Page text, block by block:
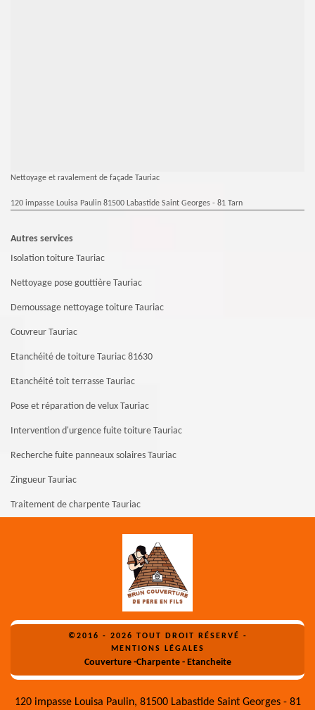
Nettoyage et ravalement de façade Tauriac
120 impasse Louisa Paulin 81500 Labastide Saint Georges - 81 Tarn
Autres services
Isolation toiture Tauriac
Nettoyage pose gouttière Tauriac
Demoussage nettoyage toiture Tauriac
Couvreur Tauriac
Etanchéité de toiture Tauriac 81630
Etanchéité toit terrasse Tauriac
Pose et réparation de velux Tauriac
Intervention d'urgence fuite toiture Tauriac
Recherche fuite panneaux solaires Tauriac
Zingueur Tauriac
Traitement de charpente Tauriac
©2016 - 2026 TOUT DROIT RÉSERVÉ -
MENTIONS LÉGALES
Couverture -Charpente - Etancheite
120 impasse Louisa Paulin, 81500 Labastide Saint Georges - 81